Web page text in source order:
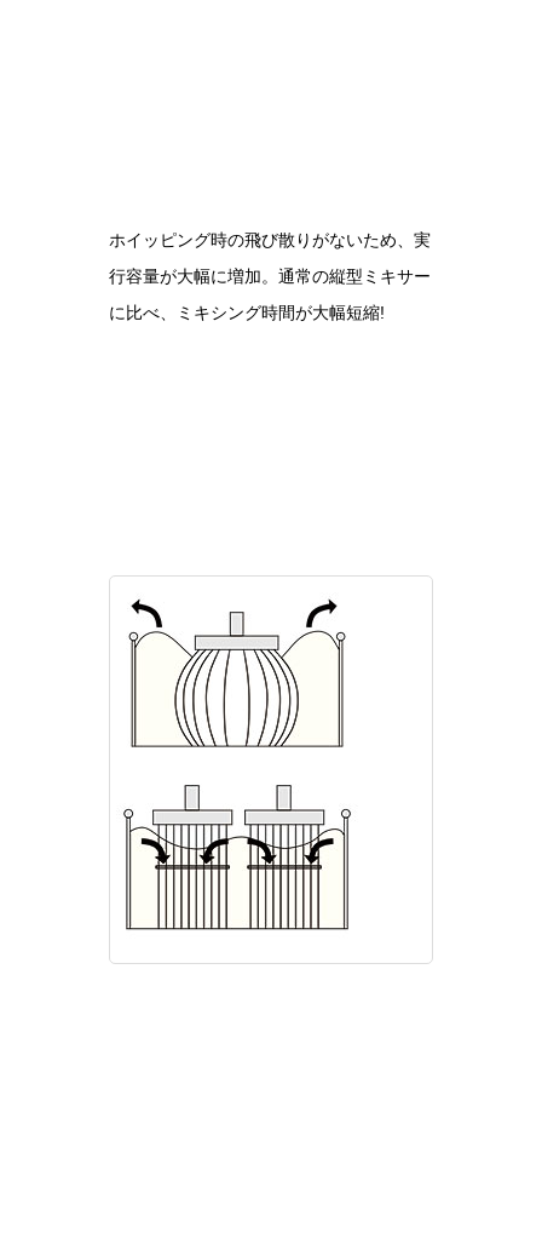
ホイッピング時の飛び散りがないため、実
行容量が大幅に増加。通常の縦型ミキサー
に比べ、ミキシング時間が大幅短縮!